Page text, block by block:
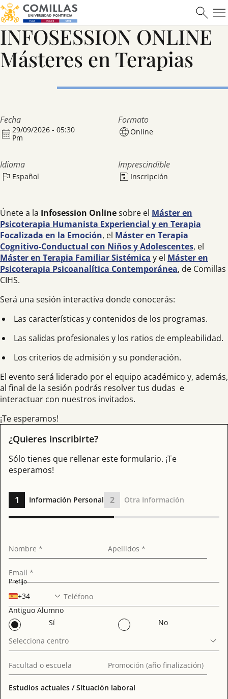
Saber más
INFOSESSION ONLINE
Másteres en Terapias
Fecha
29/09/2026 - 05:30
Pm
Formato
Online
Idioma
Español
Imprescindible
Inscripción
Únete a la Infosession Onlinesobre el Máster en
Psicoterapia Humanista Experiencial y en Terapia
Focalizada en la Emoción, el Máster en Terapia
Cognitivo-Conductual con Niños y Adolescentes, el
Máster en Terapia Familiar Sistémica y el Máster en
Psicoterapia Psicoanalítica Contemporánea, de Comillas
CIHS.
Será una sesión interactiva donde conocerás:
Las características y contenidos de los programas.
Las salidas profesionales y los ratios de empleabilidad.
Los criterios de admisión y su ponderación.
El evento será liderado por el equipo académico y, además,
al final de la sesión podrás resolver tus dudas e
interactuar con nuestros invitados.
¡Te esperamos!
¿Quieres inscribirte?
Sólo tienes que rellenar este formulario. ¡Te
esperamos!
1 Información Personal 2 Otra Información
Nombre * Apellidos *
Email *
+34
Prefijo
Teléfono
Antiguo Alumno
Sí
No
Selecciona centro
Facultad o escuela Promoción (año finalización)
Estudios actuales / Situación laboral